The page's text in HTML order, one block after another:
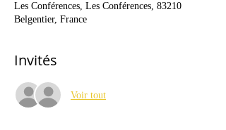
Les Conférences, Les Conférences, 83210
Belgentier, France
Invités
Voir tout